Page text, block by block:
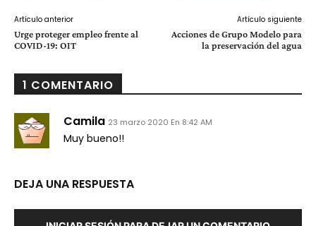
Artículo anterior
Urge proteger empleo frente al
COVID-19: OIT
Artículo siguiente
Acciones de Grupo Modelo para
la preservación del agua
1 COMENTARIO
Camila 23 marzo 2020 En 8:42 AM
Muy bueno!!
DEJA UNA RESPUESTA